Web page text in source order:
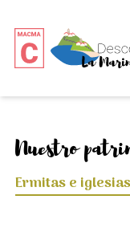
Nuestro
Ermitas e iglesias